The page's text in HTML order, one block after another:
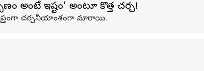
అంటే ఇష్టం' అంటూ కొత్త చర్చ!
చర్చనీయాంశంగా మారాయి.